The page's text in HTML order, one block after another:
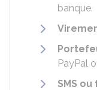
banque.
PayPal
SMS